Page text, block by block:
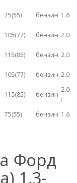
75(55) бензин 1.6
105(77) бензин 2.0
115(85) бензин 2.0
105(77) бензин 2.0
115(85) бензин
2.0
i
75(55) бензин 1.6
Форд
1.3-